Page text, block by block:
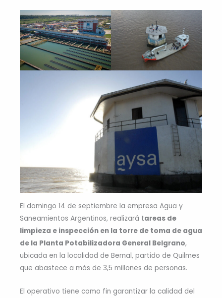
El domingo 14 de septiembre la empresa Agua y
Saneamientos Argentinos, realizará tareas de
limpieza e inspección en la torre de toma de agua
de la Planta Potabilizadora General Belgrano,
ubicada en la localidad de Bernal, partido de Quilmes
que abastece a más de 3,5 millones de personas.
El operativo tiene como fin garantizar la calidad del